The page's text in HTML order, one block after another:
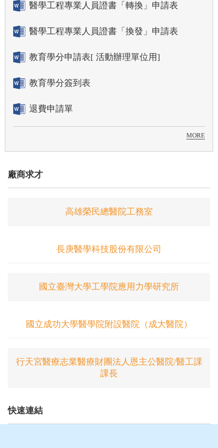
醫學工程專業人員證書「轉換」申請表
醫學工程專業人員證書「換發」申請表
教育學分申請表[ 活動辦理單位用]
教育學分簽到表
退費申請單
MORE
廠商求才
高雄榮民總醫院工務室
長庚醫學科技股份有限公司
國立臺灣大學工學院應用力學研究所
國立成功大學醫學院附設醫院（成大醫院）
行天宮醫療志業醫療財團法人恩主公醫院/醫工課
課長
快速連結